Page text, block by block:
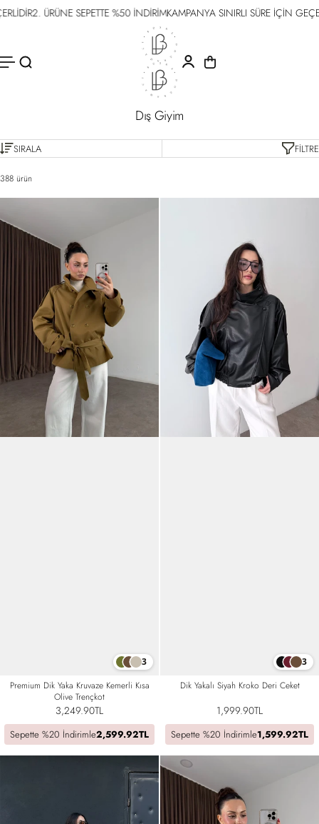
İÇERIĞE
SEPETTE %50 İNDİRİMKAMPANYA SINIRLI SÜRE İÇİN GEÇERLİDİR2. ÜRÜNE
Dış Giyim
SIRALA FILTRE
388 ürün
3
Premium Dik Yaka Kruvaze Kemerli Kısa
Olive Trençkot
3,249.90TL
Sepette %20 İndirimle2,599.92TL
3
Dik Yakalı Siyah Kroko Deri Ceket
1,999.90TL
Sepette %20 İndirimle1,599.92TL